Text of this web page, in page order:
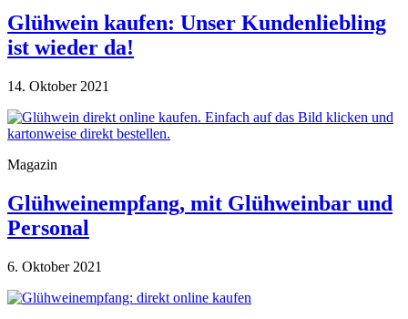
Glühwein kaufen: Unser Kundenliebling
ist wieder da!
14. Oktober 2021
Magazin
Glühweinempfang, mit Glühweinbar und
Personal
6. Oktober 2021